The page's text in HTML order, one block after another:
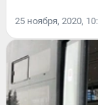
25 ноября, 2020,